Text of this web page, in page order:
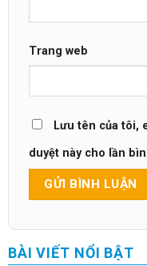
Trang web
Lưu tên của tôi,
duyệt này cho lần
BÀI VIẾT NỔI BẬT